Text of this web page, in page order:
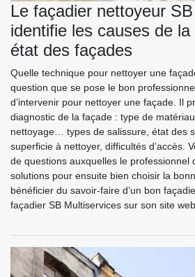
Le façadier nettoyeur
identifie les causes de
état des façades
Quelle technique pour nettoyer une
question que se pose le bon
d’intervenir pour nettoyer une façade. Il
diagnostic de la façade : type de
nettoyage… types de salissure, état des
superficie à nettoyer, difficultés d’accès.
de questions auxquelles le professionnel
solutions pour ensuite bien choisir la
bénéficier du savoir-faire d’un bon
façadier SB Multiservices sur son site web.